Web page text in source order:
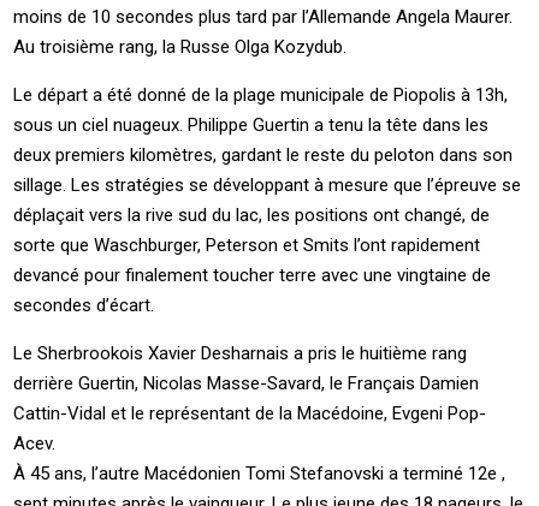
moins de 10 secondes plus tard par l’Allemande Angela Maurer.
Au troisième rang, la Russe Olga Kozydub.
Le départ a été donné de la plage municipale de Piopolis à 13h,
sous un ciel nuageux. Philippe Guertin a tenu la tête dans les
deux premiers kilomètres, gardant le reste du peloton dans son
sillage. Les stratégies se développant à mesure que l’épreuve se
déplaçait vers la rive sud du lac, les positions ont changé, de
sorte que Waschburger, Peterson et Smits l’ont rapidement
devancé pour finalement toucher terre avec une vingtaine de
secondes d’écart.
Le Sherbrookois Xavier Desharnais a pris le huitième rang
derrière Guertin, Nicolas Masse-Savard, le Français Damien
Cattin-Vidal et le représentant de la Macédoine, Evgeni Pop-
Acev.
À 45 ans, l’autre Macédonien Tomi Stefanovski a terminé 12e ,